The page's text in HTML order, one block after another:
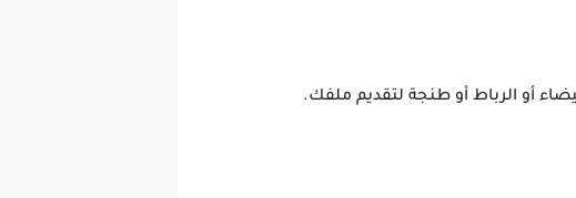
لتقديم ملفك.